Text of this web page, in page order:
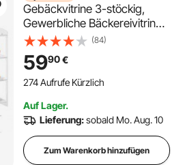
Gebäckvitrine 3-stöckig,
Gewerbliche Bäckereivitrine
aus Transparentem Acryl,
Thekenvitrine mit Klapptür &
Abnehmbarer Trennwand für
Kekse, Desserts und Donuts,
(84)
5990€
274 Aufrufe Kürzlich
Auf Lager.
Lieferung:sobald Mo. Aug. 10
Zum Warenkorb hinzufügen